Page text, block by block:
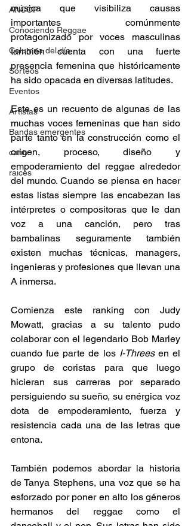
ANCOP
Conociendo Reggae
Columna del día
Sorteos
Eventos
Artistas
Bandas emergentes
cann
raices
música que visibiliza causas
importantes comúnmente
protagonizado por voces masculinas
también cuenta con una fuerte
presencia femenina que históricamente
ha sido opacada en diversas latitudes.
Este es un recuento de algunas de las
muchas voces femeninas que han sido
parte tanto en la construcción como el
origen, proceso, diseño y
empoderamiento del reggae alrededor
del mundo. Cuando se piensa en hacer
estas listas siempre las encabezan las
intérpretes o compositoras que le dan
voz a una canción, pero tras
bambalinas seguramente también
existen muchas técnicas, managers,
ingenieras y profesiones que llevan una
A inmersa.
Comienza este ranking con Judy
Mowatt, gracias a su talento pudo
colaborar con el legendario Bob Marley
cuando fue parte de los I-Threes en el
grupo de coristas para que luego
hicieran sus carreras por separado
persiguiendo su sueño, su enérgica voz
dota de empoderamiento, fuerza y
resistencia cada una de las letras que
entona.
También podemos abordar la historia
de Tanya Stephens, una voz que se ha
esforzado por poner en alto los géneros
hermanos del reggae como el